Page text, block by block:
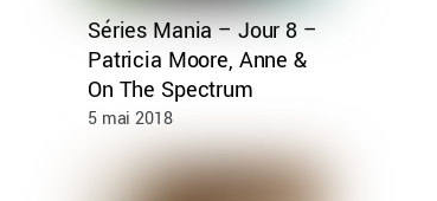
Séries Mania – Jour 8 –
Patricia Moore, Anne &
On The Spectrum
5 mai 2018